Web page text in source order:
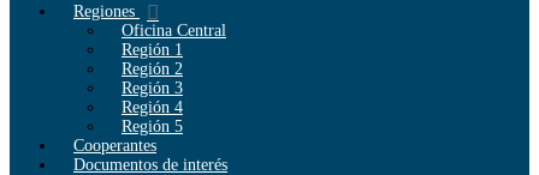
Regiones
Oficina Central
Región 1
Región 2
Región 3
Región 4
Región 5
Cooperantes
Documentos de interés